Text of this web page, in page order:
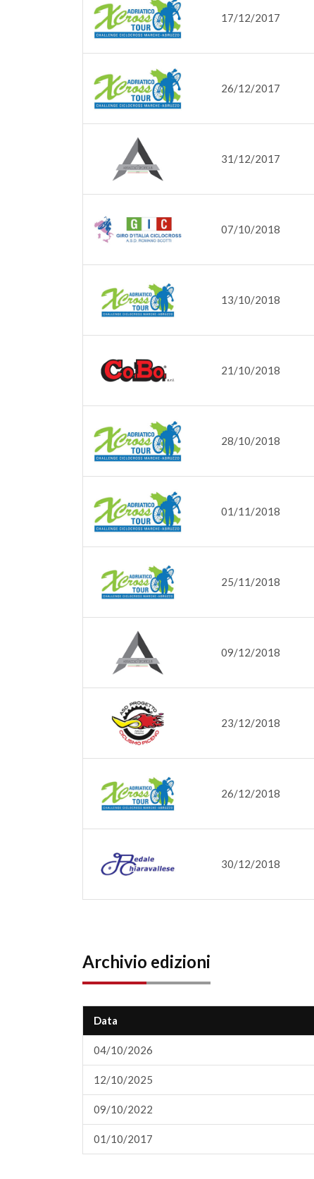
17/12/2017
26/12/2017
31/12/2017
07/10/2018
13/10/2018
21/10/2018
28/10/2018
01/11/2018
25/11/2018
09/12/2018
23/12/2018
26/12/2018
30/12/2018
Archivio edizioni
Data
04/10/2026
12/10/2025
09/10/2022
01/10/2017